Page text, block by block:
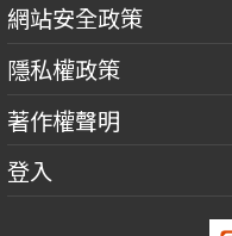
網站安全政策
隱私權政策
著作權聲明
登入